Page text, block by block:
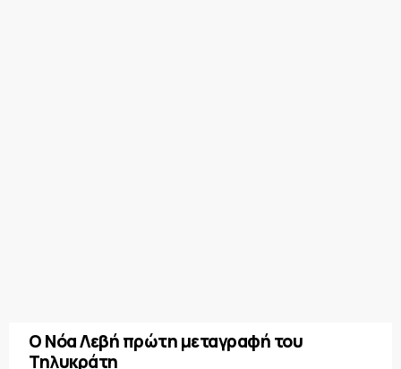
Ο Νόα Λεβή πρώτη μεταγραφή του
Τηλυκράτη